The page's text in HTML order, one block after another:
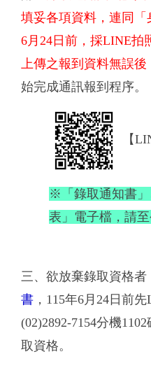
填妥各項資料，連同
6月24日前，採LINE拍
上傳之報到資料無誤後
始完成通訊報到程序。
【
※「錄取通知書」
表」電子檔，請
三、欲放棄錄取資格者
書 ，115年6月24日前
(02)2892-7154分機
取資格。